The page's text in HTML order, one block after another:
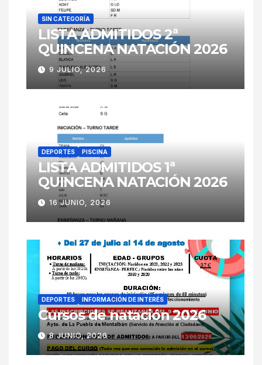
SIN CATEGORÍA
LISTA ADMITIDOS 2ª
QUINCENA NATACIÓN 2026
9 JULIO, 2026
DEPORTES PISCINA
LISTA ADMITIDOS 1ª
QUINCENA NATACIÓN 2026
16 JUNIO, 2026
DEPORTES INFORMACIÓN DE INTERÉS
Cursos de natación 2026
8 JUNIO, 2026